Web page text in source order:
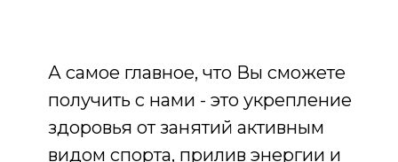
А самое главное, что Вы сможете
получить с нами - это укрепление
здоровья от занятий активным
видом спорта, прилив энергии и